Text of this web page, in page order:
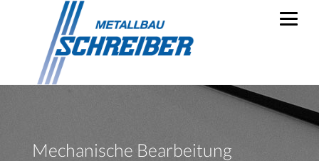
Mechanische Bearbeitung